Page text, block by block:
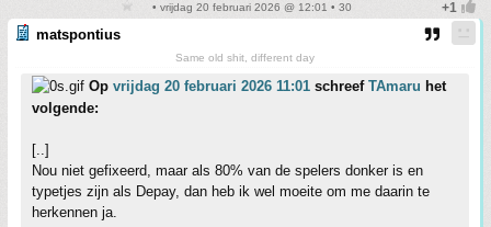
• vrijdag 20 februari 2026 @ 12:01 • 30
matspontius
Same old shit, different day
Op vrijdag 20 februari 2026 11:01 schreef TAmaru het
volgende:
[..]
Nou niet gefixeerd, maar als 80% van de spelers donker is en
typetjes zijn als Depay, dan heb ik wel moeite om me daarin te
herkennen ja.